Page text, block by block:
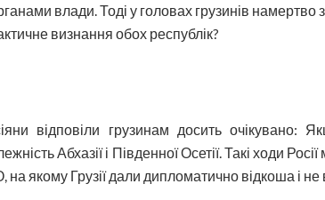
влади. Тоді у головах грузинів
визнання обох республік?
відповіли грузинам досить
Абхазії і Південної Осетії. Такі ходи
на якому Грузії дали дипломатично відкоша і не